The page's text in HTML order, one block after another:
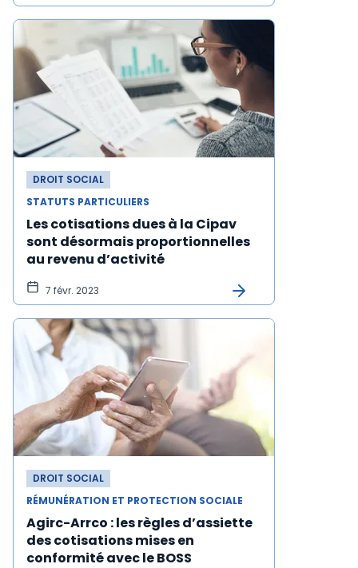
DROIT SOCIAL
STATUTS PARTICULIERS
Les cotisations dues à la Cipav
sont désormais proportionnelles
au revenu d’activité
7 févr. 2023
DROIT SOCIAL
RÉMUNÉRATION ET PROTECTION SOCIALE
Agirc-Arrco : les règles d’assiette
des cotisations mises en
conformité avec le BOSS